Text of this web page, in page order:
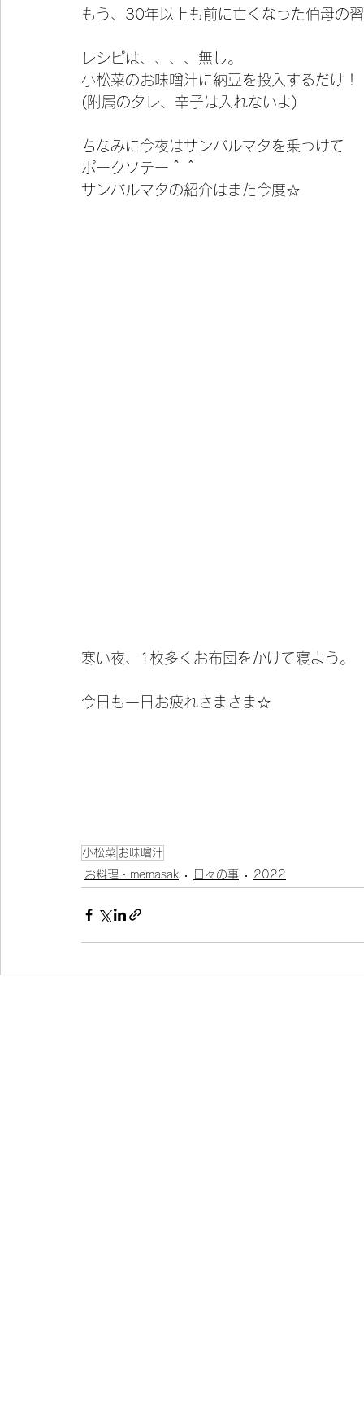
もう、30年以上も前に亡くなった伯母の
レシピは、、、、無し。
小松菜のお味噌汁に納豆を投入するだけ！
(附属のタレ、辛子は入れないよ)
ちなみに今夜はサンバルマタを乗っけて
ポークソテー＾＾
サンバルマタの紹介はまた今度☆
寒い夜、1枚多くお布団をかけて寝よう。
今日も一日お疲れさまさま☆
小松菜 お味噌汁
お料理・memasak
日々の事 2022